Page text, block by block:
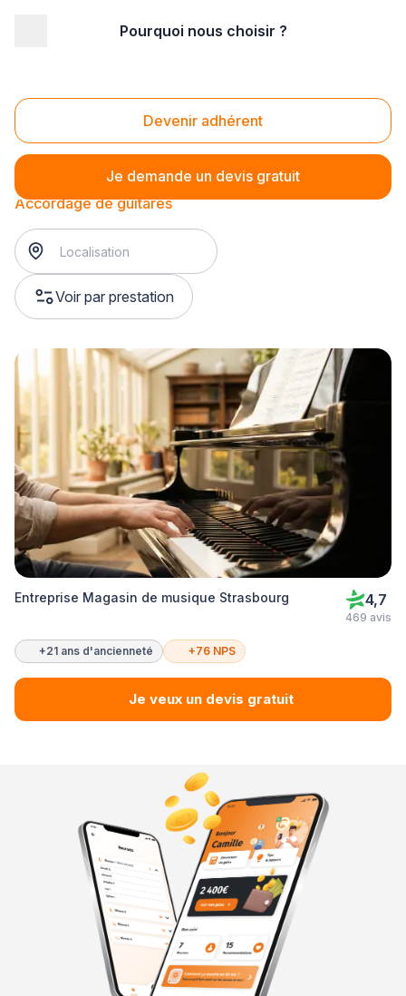
Pourquoi nous choisir ?
Devenir adhérent
Je demande un devis gratuit
Accordage de guitares
Accordage de guitares
Voir par prestation
Entreprise Magasin de musique Strasbourg 4,7
469 avis
+21 ans d'ancienneté +76 NPS
Je veux un devis gratuit